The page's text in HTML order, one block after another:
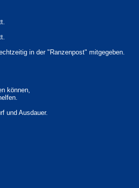
in der "Ranzenpost" mitgegeben.
können,
und Ausdauer.